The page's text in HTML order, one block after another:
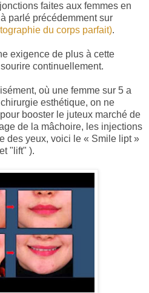
faites aux femmes en
parlé précédemment sur
du corps parfait).
exigence de plus à cette
continuellement.
où une femme sur 5 a
esthétique, on ne
booster le juteux marché de
de la mâchoire, les injections
des yeux, voici le « Smile lipt »
"lift" ).